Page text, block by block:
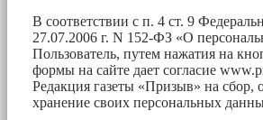
В соответствии с п. 4 ст. 9
27.07.2006 г. N 152-ФЗ «О
Пользователь, путем нажатия на
формы на сайте дает согласие
Редакция газеты «Призыв» на сбор,
хранение своих персональных